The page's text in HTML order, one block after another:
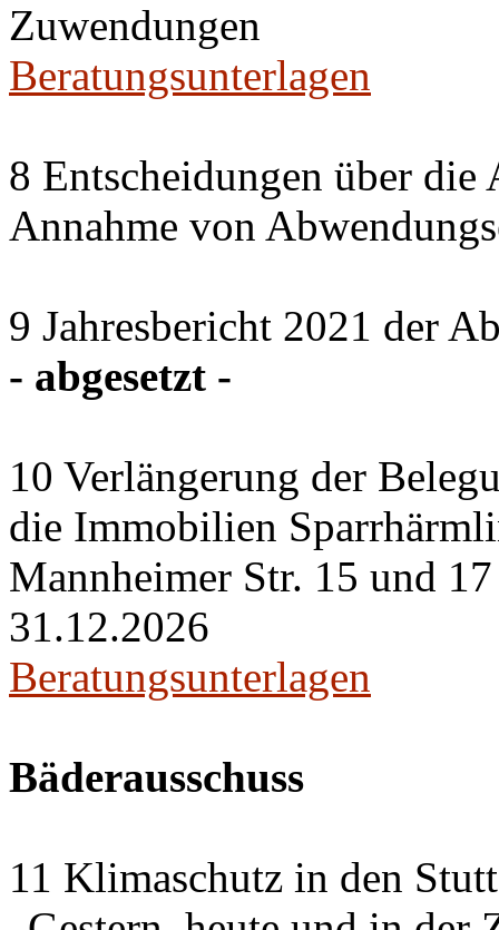
Zuwendungen
Beratungsunterlagen
8 Entscheidungen über
Annahme von
9 Jahresbericht 2021 der
- abgesetzt -
10 Verlängerung der
die Immobilien
Mannheimer Str. 15 und
31.12.2026
Beratungsunterlagen
Bäderausschuss
11 Klimaschutz in den